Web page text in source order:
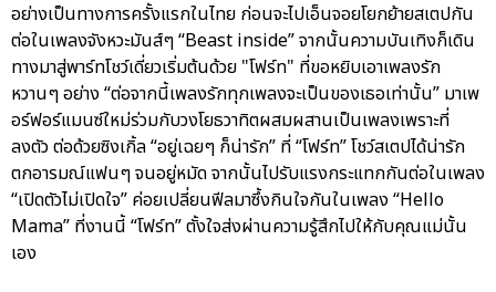
อย่างเป็นทางการครั้งแรกในไทย ก่อนจะไปเอ็นจอยโยกย้ายสเตปกัน
ต่อในเพลงจังหวะมันส์ๆ “Beast inside” จากนั้นความบันเทิงก็เดิน
ทางมาสู่พาร์ทโชว์เดี่ยวเริ่มต้นด้วย "โฟร์ท" ที่ขอหยิบเอาเพลงรัก
หวานๆ อย่าง “ต่อจากนี้เพลงรักทุกเพลงจะเป็นของเธอเท่านั้น” มาเพ
อร์ฟอร์แมนซ์ใหม่ร่วมกับวงโยธวาทิตผสมผสานเป็นเพลงเพราะที่
ลงตัว ต่อด้วยซิงเกิ้ล “อยู่เฉยๆ ก็น่ารัก” ที่ “โฟร์ท” โชว์สเตปได้น่ารัก
ตกอารมณ์แฟนๆ จนอยู่หมัด จากนั้นไปรับแรงกระแทกกันต่อในเพลง
“เปิดตัวไม่เปิดใจ” ค่อยเปลี่ยนฟีลมาซึ้งกินใจกันในเพลง “Hello
Mama” ที่งานนี้ “โฟร์ท” ตั้งใจส่งผ่านความรู้สึกไปให้กับคุณแม่นั้น
เอง